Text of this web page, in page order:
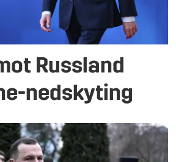
Russland
nedskyting